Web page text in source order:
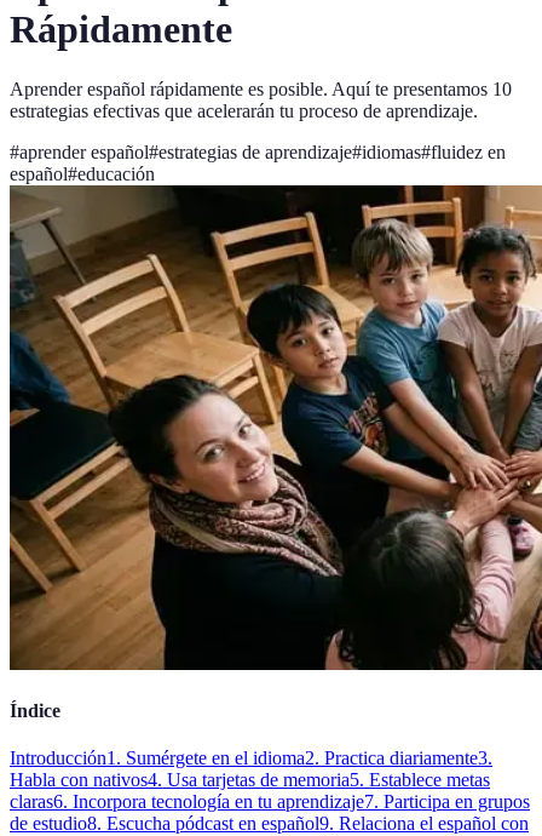
Rápidamente
Aprender español rápidamente es posible. Aquí te presentamos 10
estrategias efectivas que acelerarán tu proceso de aprendizaje.
#aprender español#estrategias de aprendizaje#idiomas#fluidez en
español#educación
Índice
Introducción1. Sumérgete en el idioma2. Practica diariamente3.
Habla con nativos4. Usa tarjetas de memoria5. Establece metas
claras6. Incorpora tecnología en tu aprendizaje7. Participa en grupos
de estudio8. Escucha pódcast en español9. Relaciona el español con